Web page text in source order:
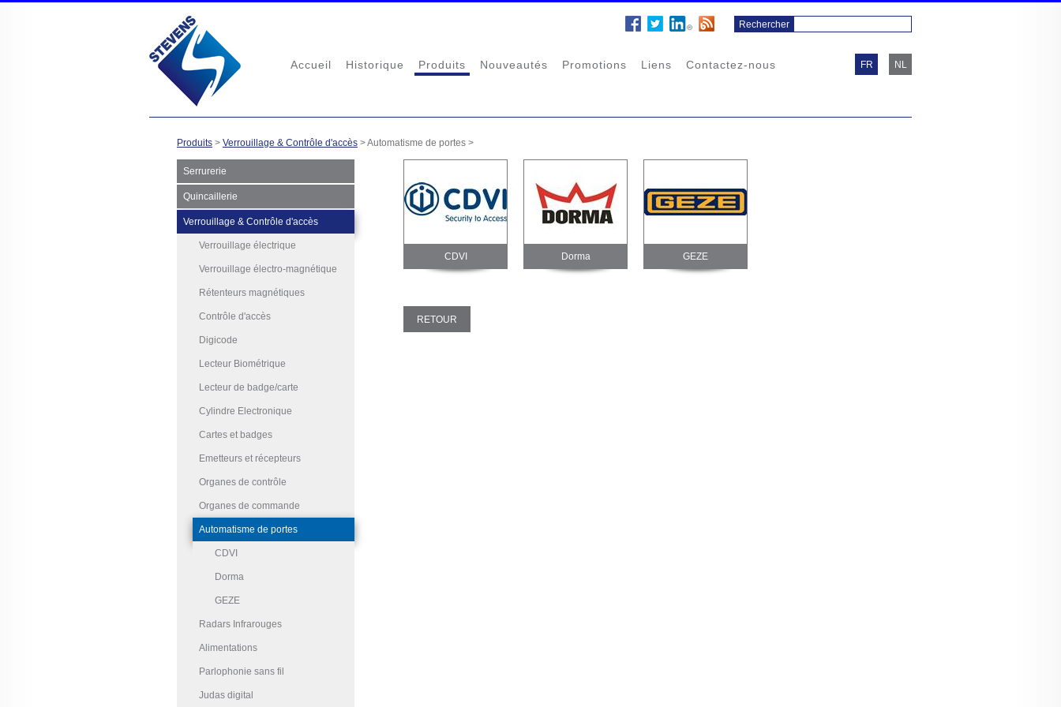
Accueil Historique Produits Nouveautés Promotions Liens Contactez-nous FR NL
Produits > Verrouillage & Contrôle d'accès >Automatisme de portes >
Serrurerie
Quincaillerie
Verrouillage & Contrôle d'accès
Verrouillage électrique
Verrouillage électro-magnétique
Rétenteurs magnétiques
Contrôle d'accès
Digicode
Lecteur Biométrique
Lecteur de badge/carte
Cylindre Electronique
Cartes et badges
Emetteurs et récepteurs
Organes de contrôle
Organes de commande
Automatisme de portes
CDVI
Dorma
GEZE
Radars Infrarouges
Alimentations
Parlophonie sans fil
Judas digital
CDVI Dorma GEZE
RETOUR